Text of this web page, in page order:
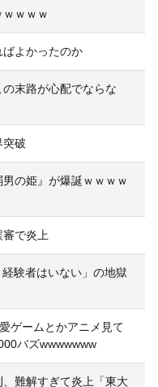
ｗｗｗ
よかったのか
の末路が心配でならな
突破
の姫』が爆誕ｗｗｗｗ
審で炎上
験者はいない」の地獄
ゲームとかアニメ見て
バズwwwwwww
、難解すぎて炎上「東大